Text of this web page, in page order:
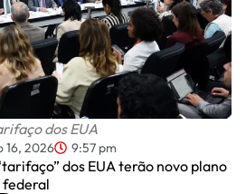
dos EUA
16, 2026 9:57 pm
dos EUA terão novo plano
federal